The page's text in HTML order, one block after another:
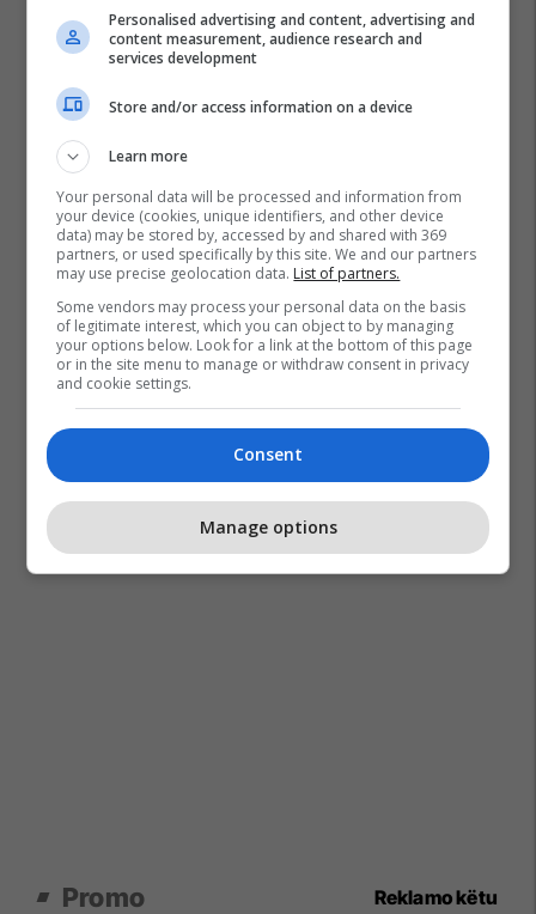
Hoffenheim Albian Hajdari
Shqiptarët Nëpër Botë
Promo Reklamo këtu
Personalised advertising and content, advertising and
content measurement, audience research and
services development
Store and/or access information on a device
Learn more
Your personal data will be processed and information from
your device (cookies, unique identifiers, and other device
data) may be stored by, accessed by and shared with 369
partners, or used specifically by this site. We and our partners
may use precise geolocation data. List of partners.
Some vendors may process your personal data on the basis
of legitimate interest, which you can object to by managing
your options below. Look for a link at the bottom of this page
or in the site menu to manage or withdraw consent in privacy
and cookie settings.
Consent
Manage options